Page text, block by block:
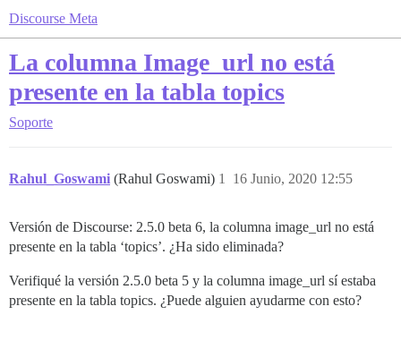
Discourse Meta
La columna Image_url no está
presente en la tabla topics
Soporte
Rahul_Goswami (Rahul Goswami) 16 Junio, 2020 12:55
1
Versión de Discourse: 2.5.0 beta 6, la columna image_url no está
presente en la tabla ‘topics’. ¿Ha sido eliminada?
Verifiqué la versión 2.5.0 beta 5 y la columna image_url sí estaba
presente en la tabla topics. ¿Puede alguien ayudarme con esto?